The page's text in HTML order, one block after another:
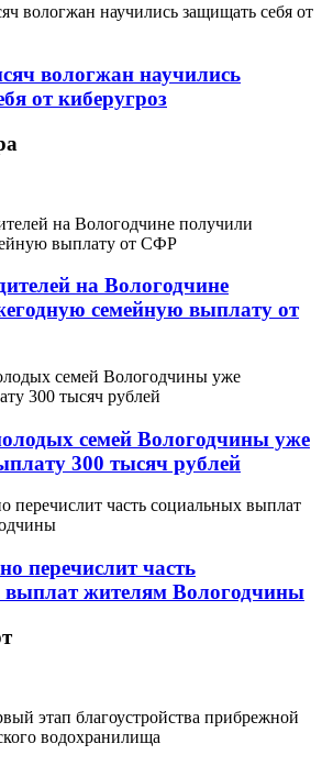
вологжан научились
от киберугроз
на Вологодчине
семейную выплату от
семей Вологодчины уже
300 тысяч рублей
перечислит часть
выплат жителям Вологодчины